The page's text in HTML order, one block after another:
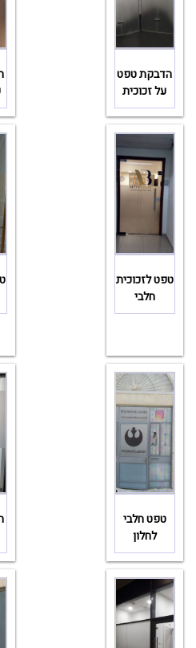
הדבקת טפט
על זכוכית
טפט לזכוכית
חלבי
טפט חלבי
לחלון